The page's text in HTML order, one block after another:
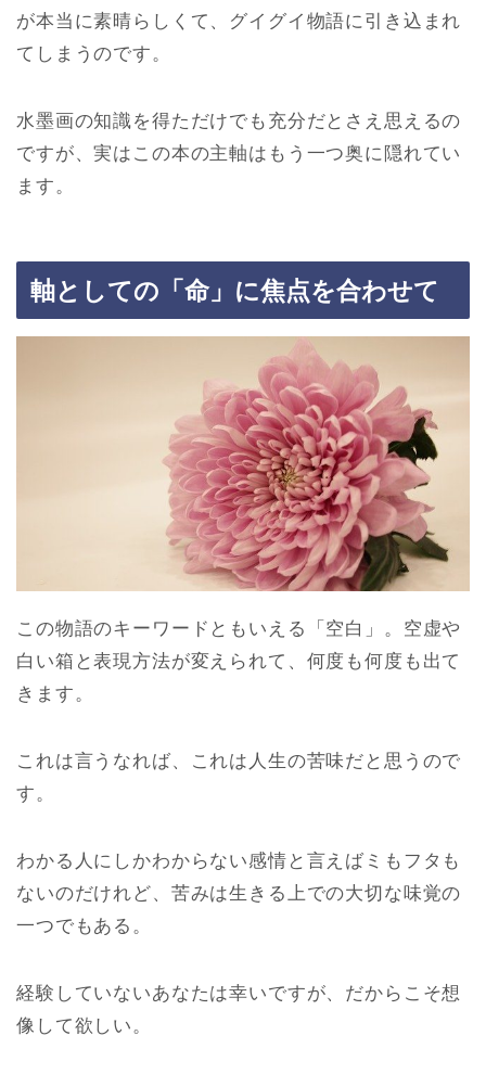
が本当に素晴らしくて、グイグイ物語に引き込まれ
てしまうのです。
水墨画の知識を得ただけでも充分だとさえ思えるの
ですが、実はこの本の主軸はもう一つ奥に隠れてい
ます。
軸としての「命」に焦点を合わせて
この物語のキーワードともいえる「空白」。空虚や
白い箱と表現方法が変えられて、何度も何度も出て
きます。
これは言うなれば、これは人生の苦味だと思うので
す。
わかる人にしかわからない感情と言えばミもフタも
ないのだけれど、苦みは生きる上での大切な味覚の
一つでもある。
経験していないあなたは幸いですが、だからこそ想
像して欲しい。